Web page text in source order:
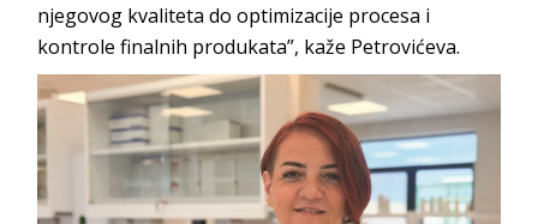
njegovog kvaliteta do optimizacije procesa i
kontrole finalnih produkata”, kaže Petrovićeva.